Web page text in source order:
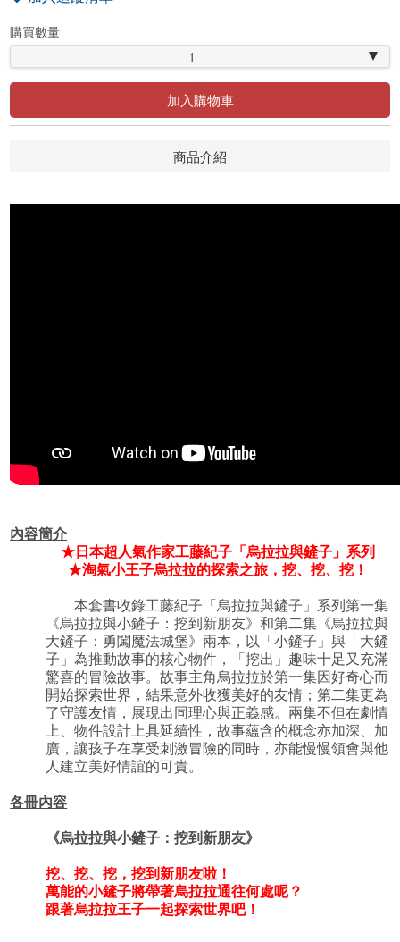
購買數量
1
加入購物車
商品介紹
內容簡介
★日本超人氣作家工藤紀子「烏拉拉與鏟子」系列
★淘氣小王子烏拉拉的探索之旅，挖、挖、挖！
本套書收錄工藤紀子「烏拉拉與鏟子」系列第一集
《烏拉拉與小鏟子：挖到新朋友》和第二集《烏拉拉與
大鏟子：勇闖魔法城堡》兩本，以「小鏟子」與「大鏟
子」為推動故事的核心物件，「挖出」趣味十足又充滿
驚喜的冒險故事。故事主角烏拉拉於第一集因好奇心而
開始探索世界，結果意外收獲美好的友情；第二集更為
了守護友情，展現出同理心與正義感。兩集不但在劇情
上、物件設計上具延續性，故事蘊含的概念亦加深、加
廣，讓孩子在享受刺激冒險的同時，亦能慢慢領會與他
人建立美好情誼的可貴。
各冊內容
《烏拉拉與小鏟子：挖到新朋友》
挖、挖、挖，挖到新朋友啦！
萬能的小鏟子將帶著烏拉拉通往何處呢？
跟著烏拉拉王子一起探索世界吧！